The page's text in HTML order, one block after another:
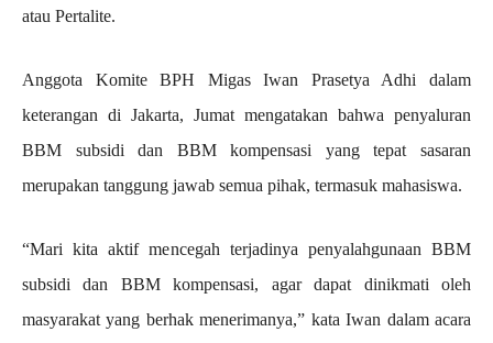
atau Pertalite.
Anggota Komite BPH Migas Iwan Prasetya Adhi dalam
keterangan di Jakarta, Jumat mengatakan bahwa penyaluran
BBM subsidi dan BBM kompensasi yang tepat sasaran
merupakan tanggung jawab semua pihak, termasuk mahasiswa.
“Mari kita aktif mencegah terjadinya penyalahgunaan BBM
subsidi dan BBM kompensasi, agar dapat dinikmati oleh
masyarakat yang berhak menerimanya,” kata Iwan dalam acara